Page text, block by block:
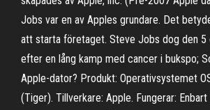
Jobs var en av Apples grundare. Det
att starta företaget. Steve Jobs dog den 5
efter en lång kamp med cancer i bukspo;
Apple-dator? Produkt: Operativsystemet
(Tiger). Tillverkare: Apple. Fungerar: